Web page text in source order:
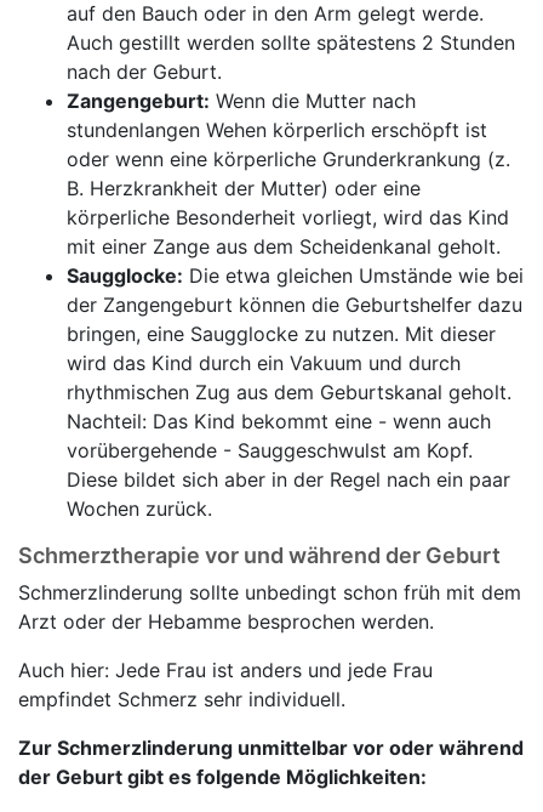
auf den Bauch oder in den Arm gelegt werde.
Auch gestillt werden sollte spätestens 2 Stunden
nach der Geburt.
Zangengeburt: Wenn die Mutter nach
stundenlangen Wehen körperlich erschöpft ist
oder wenn eine körperliche Grunderkrankung (z.
B. Herzkrankheit der Mutter) oder eine
körperliche Besonderheit vorliegt, wird das Kind
mit einer Zange aus dem Scheidenkanal geholt.
Saugglocke: Die etwa gleichen Umstände wie bei
der Zangengeburt können die Geburtshelfer dazu
bringen, eine Saugglocke zu nutzen. Mit dieser
wird das Kind durch ein Vakuum und durch
rhythmischen Zug aus dem Geburtskanal geholt.
Nachteil: Das Kind bekommt eine - wenn auch
vorübergehende - Sauggeschwulst am Kopf.
Diese bildet sich aber in der Regel nach ein paar
Wochen zurück.
Schmerztherapie vor und während der Geburt
Schmerzlinderung sollte unbedingt schon früh mit dem
Arzt oder der Hebamme besprochen werden.
Auch hier: Jede Frau ist anders und jede Frau
empfindet Schmerz sehr individuell.
Zur Schmerzlinderung unmittelbar vor oder während
der Geburt gibt es folgende Möglichkeiten: